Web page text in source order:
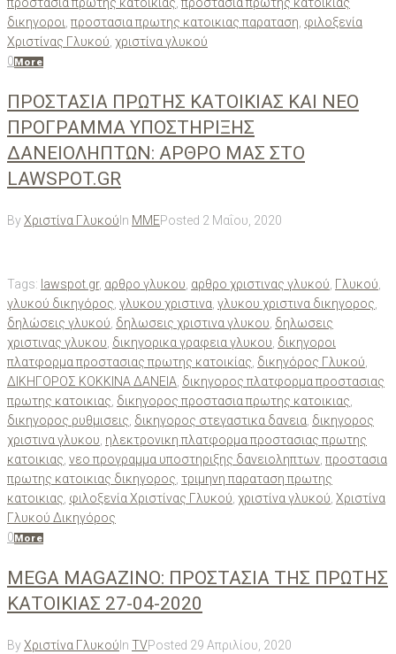
δικηγοροι προστασια πρωτης κατοικιας παραταση φιλοξενία
Χριστίνας Γλυκού χριστίνα γλυκού
0 More
ΠΡΟΣΤΑΣΙΑ ΠΡΩΤΗΣ ΚΑΤΟΙΚΙΑΣ ΚΑΙ ΝΕΟ
ΠΡΟΓΡΑΜΜΑ ΥΠΟΣΤΗΡΙΞΗΣ
ΔΑΝΕΙΟΛΗΠΤΩΝ: ΑΡΘΡΟ ΜΑΣ ΣΤΟ
LAWSPOT.GR
ByΧριστίνα Γλυκού In ΜΜΕPosted 2 Μαΐου, 2020
Tags: lawspot.gr, αρθρο γλυκου αρθρο χριστινας γλυκού Γλυκού
γλυκού δικηγόρος γλυκου χριστινα γλυκου χριστινα δικηγορος
δηλώσεις γλυκού δηλωσεις χριστινα γλυκου δηλωσεις
χριστινας γλυκου δικηγορικα γραφεια γλυκου δικηγοροι
πλατφορμα προστασιας πρωτης κατοικίας δικηγόρος Γλυκού
ΔΙΚΗΓΟΡΟΣ ΚΟΚΚΙΝΑ ΔΑΝΕΙΑ δικηγορος πλατφορμα προστασιας
πρωτης κατοικιας δικηγορος προστασια πρωτης κατοικιας
δικηγορος ρυθμισεις δικηγορος στεγαστικα δανεια δικηγορος
χριστινα γλυκου ηλεκτρονικη πλατφορμα προστασιας πρωτης
κατοικιας νεο προγραμμα υποστηριξης δανειοληπτων προστασια
πρωτης κατοικιας δικηγορος τριμηνη παραταση πρωτης
κατοικιας φιλοξενία Χριστίνας Γλυκού χριστίνα γλυκού Χριστίνα
Γλυκού Δικηγόρος
0 More
MEGA MAGAZINO: ΠΡΟΣΤΑΣΙΑ ΤΗΣ ΠΡΩΤΗΣ
ΚΑΤΟΙΚΙΑΣ 27-04-2020
ByΧριστίνα Γλυκού In TVPosted 29 Απριλίου, 2020